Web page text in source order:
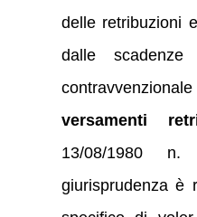
delle retribuzioni
dalle
versamenti
13/08/1980
giurisprudenza è